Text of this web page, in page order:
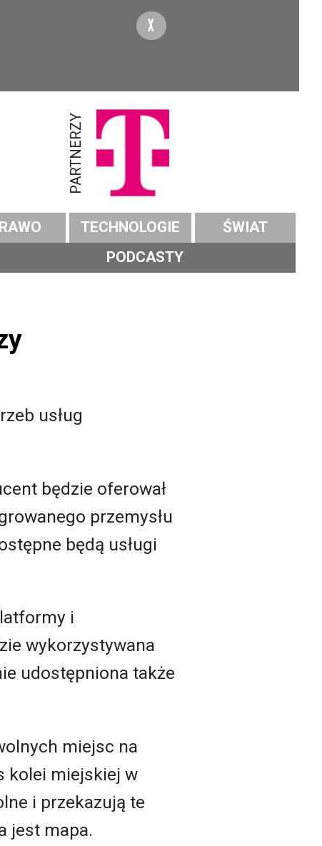
X
PARTNERZY
TECHNOLOGIE
ŚWIAT
PODCASTY
usług
będzie oferował
przemysłu
będą usługi
i
wykorzystywana
udostępniona także
miejsc na
kolei miejskiej w
i przekazują te
jest mapa.